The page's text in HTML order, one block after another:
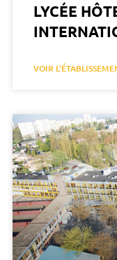
LYCÉE
VOIR